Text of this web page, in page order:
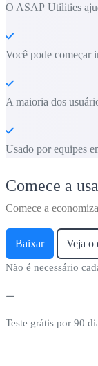
O ASAP Utilities
Você pode começar
A maioria dos
Usado por equipes
Comece a
Comece a
Baixar Veja o
Não é necessário
Teste grátis por 90